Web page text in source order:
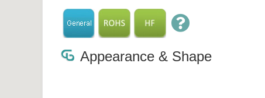
Appearance & Shape